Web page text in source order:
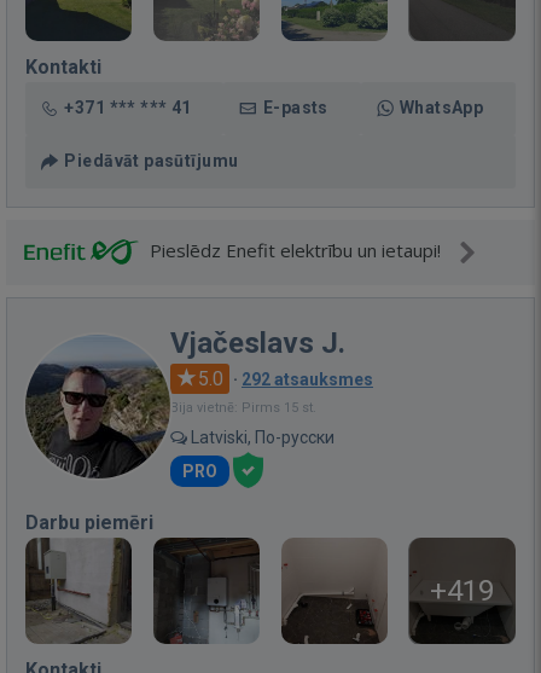
Kontakti
+371 *** *** 41 E-pasts WhatsApp
Piedāvāt pasūtījumu
Pieslēdz Enefit elektrību un ietaupi!
Vjačeslavs J.
5.0 · 292 atsauksmes
Bija vietnē: Pirms 15 st.
Latviski, По-русски
PRO
Darbu piemēri
+419